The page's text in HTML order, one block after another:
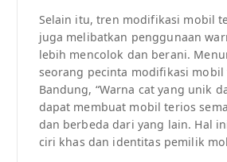
Selain itu, tren modifikasi mobil
juga melibatkan penggunaan
lebih mencolok dan berani.
seorang pecinta modifikasi mobil
Bandung, “Warna cat yang unik
dapat membuat mobil terios
dan berbeda dari yang lain. Hal
ciri khas dan identitas pemilik